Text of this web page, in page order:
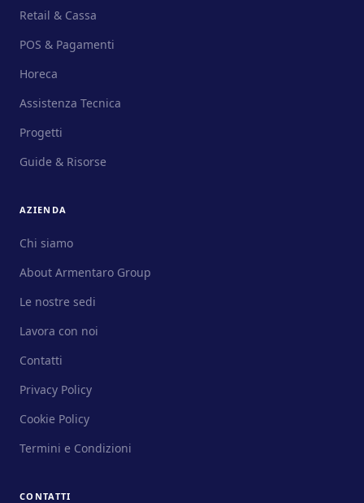
Retail & Cassa
POS & Pagamenti
Horeca
Assistenza Tecnica
Progetti
Guide & Risorse
AZIENDA
Chi siamo
About Armentaro Group
Le nostre sedi
Lavora con noi
Contatti
Privacy Policy
Cookie Policy
Termini e Condizioni
CONTATTI